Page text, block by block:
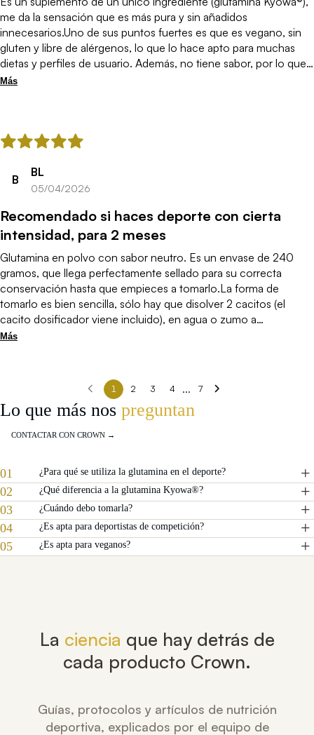
me da la sensación que es más pura y sin añadidos
innecesarios.Uno de sus puntos fuertes es que es vegano, sin
gluten y libre de alérgenos, lo que lo hace apto para muchas
dietas y perfiles de usuario. Además, no tiene sabor, por lo que
se mezcla fácilmente con agua, batidos u otros suplementos sin
líquidosEnfoque bastante “limpio” y directoLo menos
Más
B
BL
05/04/2026
Recomendado si haces deporte con cierta
intensidad, para 2 meses
Glutamina en polvo con sabor neutro. Es un envase de 240
gramos, que llega perfectamente sellado para su correcta
conservación hasta que empieces a tomarlo.La forma de
tomarlo es bien sencilla, sólo hay que disolver 2 cacitos (el
cacito dosificador viene incluido), en agua o zumo a
temperatura ambiente, y tomárselo. Yo prefiero tomarlo con
se recomienda mezclarlo con bebidas calientes.Cada cacito es
de 2 gramos, por lo que el producto da para 2 meses (hay una
errata en el título del producto, no es para 40 días sino para
ya que ayuda bastante a la hora de evitar agujetas. También
después.Relación calidad/precio correcta.
Más
1 2 3 4 ... 7
Lo que más nos preguntan
CONTACTAR CON CROWN →
01 ¿Para qué se utiliza la glutamina en el deporte?
02 ¿Qué diferencia a la glutamina Kyowa®?
03 ¿Cuándo debo tomarla?
04 ¿Es apta para deportistas de competición?
05 ¿Es apta para veganos?
La ciencia que hay detrás de
cada producto Crown.
Guías, protocolos y artículos de nutrición
deportiva, explicados por el equipo de